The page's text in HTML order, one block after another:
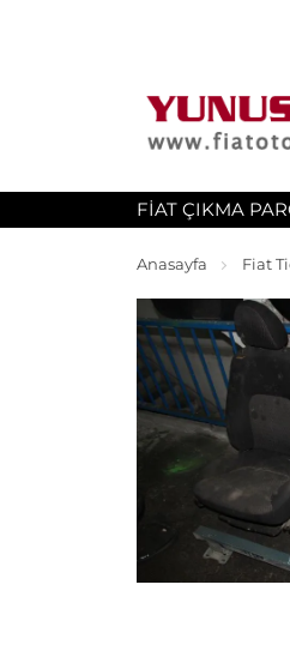
FIAT ÇIKMA
Anasayfa Fiat